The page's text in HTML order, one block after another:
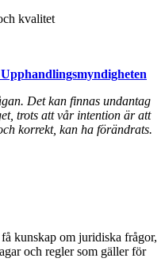
kvalitet
Det kan finnas undantag
trots att vår intention är att
korrekt, kan ha förändrats.
kunskap om juridiska frågor,
och regler som gäller för